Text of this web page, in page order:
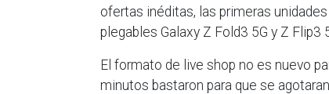
ofertas inéditas, las primeras
plegables Galaxy Z Fold3 5G y Z Flip3
El formato de live shop no es nuevo
minutos bastaron para que se